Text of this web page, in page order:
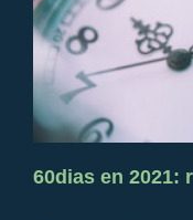
60dias en 2021: